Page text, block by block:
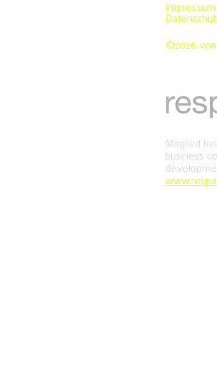
Impressum
©2026 von
Mitglied
business